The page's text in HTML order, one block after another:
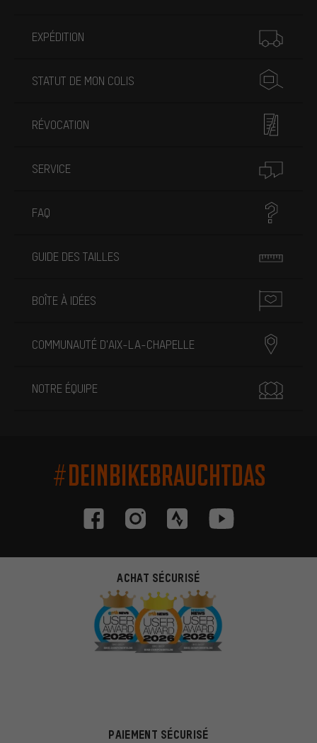
EXPÉDITION
STATUT DE MON COLIS
RÉVOCATION
SERVICE
FAQ
GUIDE DES TAILLES
BOÎTE À IDÉES
COMMUNAUTÉ D'AIX-LA-CHAPELLE
NOTRE ÉQUIPE
#DEINBIKEBRAUCHTDAS
ACHAT SÉCURISÉ
PAIEMENT SÉCURISÉ